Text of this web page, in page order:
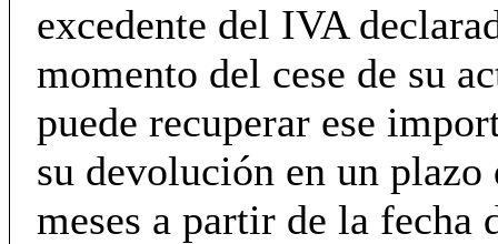
excedente del IVA
momento del cese de su
puede recuperar ese
su devolución en un plazo
meses a partir de la fecha